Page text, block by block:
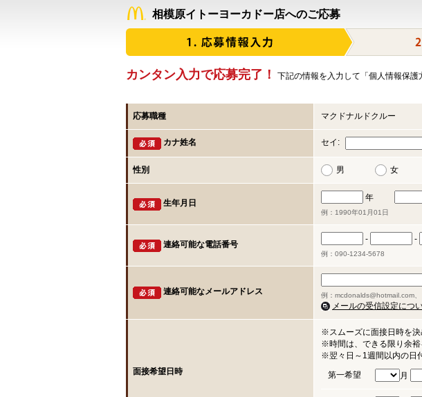
相模原イトーヨーカドー店へのご応募
カンタン入力で応募完了！ 下記の情報を入力して「個人情報保護
応募職種 マクドナルドクルー
カナ姓名 セイ:
性別 男 女
生年月日
年
例：1990年01月01日
連絡可能な電話番号
- -
例：090-1234-5678
連絡可能なメールアドレス 例：mcdonalds@hotmail.com
メールの受信設定につ
面接希望日時
※スムーズに面接日時を決
※時間は、できる限り余裕
※翌々日～1週間以内の日
第一希望
月